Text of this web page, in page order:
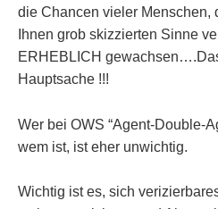
die Chancen vieler Menschen,
Ihnen grob skizzierten Sinne
ERHEBLICH
Hauptsache !!!
Wer bei OWS “Agent-Double-
wem ist, ist eher unwichtig.
Wichtig ist es, sich